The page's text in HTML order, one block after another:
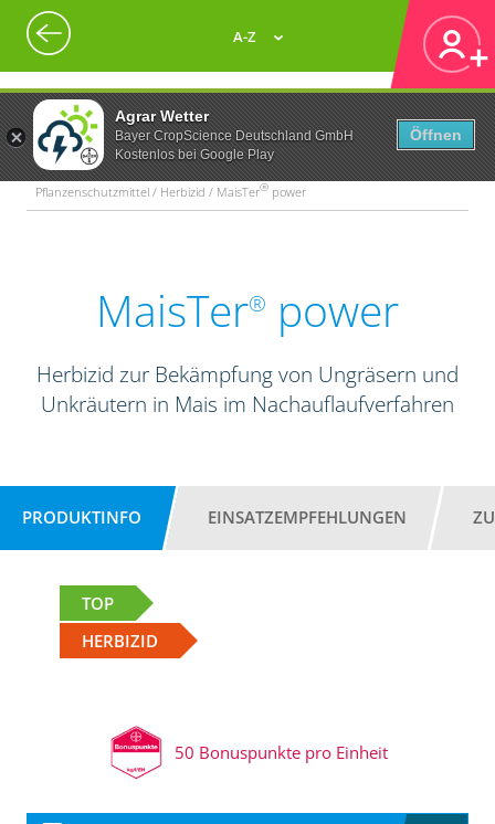
Agrar Wetter
Bayer CropScience Deutschland GmbH
Kostenlos bei Google Play
Öffnen
A-Z
Pflanzenschutzmittel / Herbizid / MaisTer® power
MaisTer® power
Herbizid zur Bekämpfung von Ungräsern und
Unkräutern in Mais im Nachauflaufverfahren
PRODUKTINFO EINSATZEMPFEHLUNGEN
TOP
HERBIZID
50 Bonuspunkte pro Einheit